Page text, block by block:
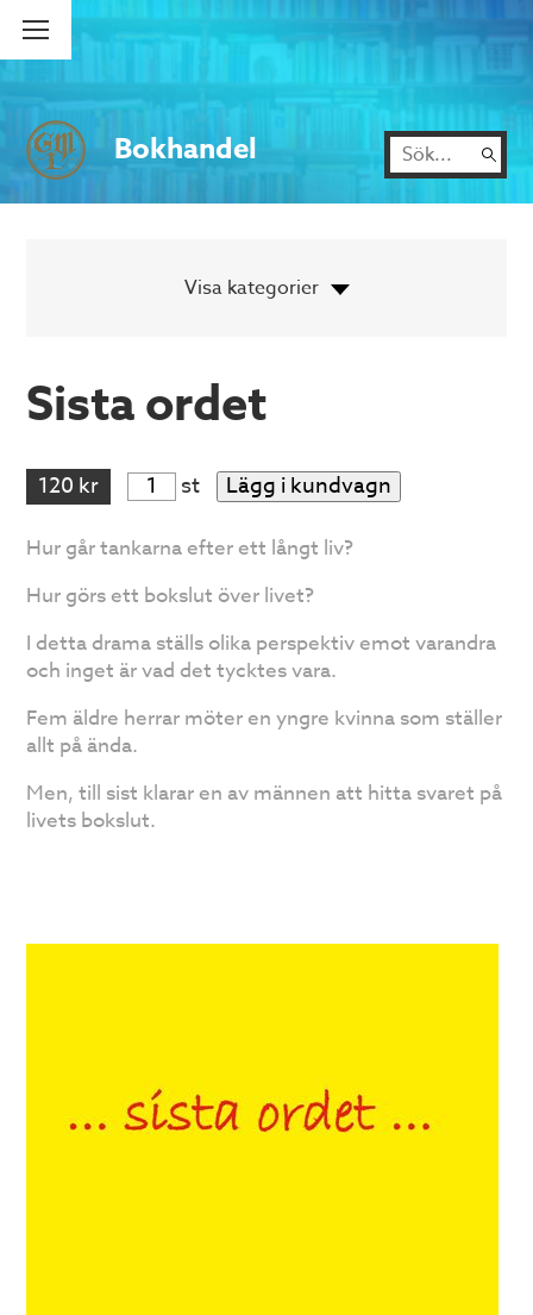
Bokhandel
Sista ordet
120 kr st Lägg i kundvagn
Hur går tankarna efter ett långt liv?
Hur görs ett bokslut över livet?
I detta drama ställs olika perspektiv emot varandra
och inget är vad det tycktes vara.
Fem äldre herrar möter en yngre kvinna som ställer
allt på ända.
Men, till sist klarar en av männen att hitta svaret på
livets bokslut.